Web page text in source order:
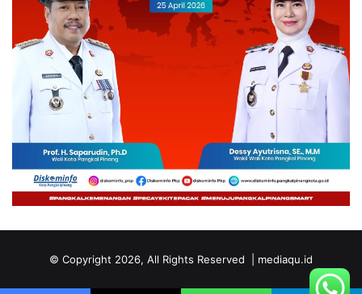
© Copyright 2026, All Rights Reserved | mediaqu.id